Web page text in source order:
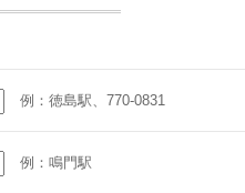
例：徳島駅、770-0831
例：鳴門駅